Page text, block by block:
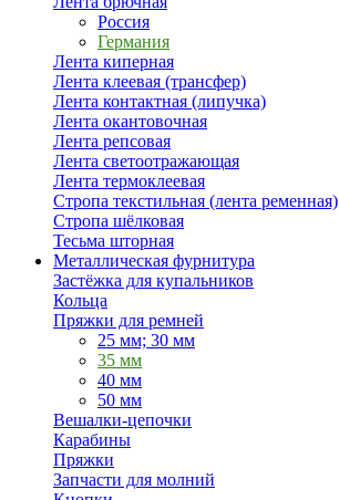
Россия
Германия
Лента киперная
Лента клеевая (трансфер)
Лента контактная (липучка)
Лента окантовочная
Лента репсовая
Лента светоотражающая
Лента термоклеевая
Стропа текстильная (лента ременная)
Стропа шёлковая
Тесьма шторная
Металлическая фурнитура
Застёжка для купальников
Кольца
Пряжки для ремней
25 мм; 30 мм
35 мм
40 мм
50 мм
Вешалки-цепочки
Карабины
Пряжки
Запчасти для молний